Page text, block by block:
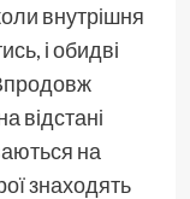
внутрішня
і обидві
відстані
на
знаходять